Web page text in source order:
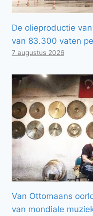
De olieproductie
van 83.300 vaten
7 augustus 2026
Van Ottomaans
van mondiale